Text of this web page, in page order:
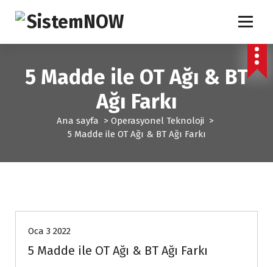
r
5 Madde ile OT Ağı & BT
Ağı Farkı
Ana sayfa > Operasyonel Teknoloji >
5 Madde ile OT Ağı & BT Ağı Farkı
Oca 3 2022
5 Madde ile OT Ağı & BT Ağı Farkı